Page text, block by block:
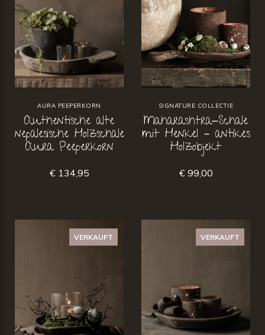
AURA PEEPERKORN
Authentische alte
nepalesische Holzschale
Aura Peeperkorn
€ 134,95
SIGNATURE COLLECTIE
Maharashtra-Schale
mit Henkel – antikes
Holzobjekt
€ 99,00
VERKAUFT VERKAUFT